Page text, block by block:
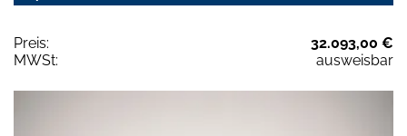
Preis:
32.093,00 €
MWSt:
ausweisbar